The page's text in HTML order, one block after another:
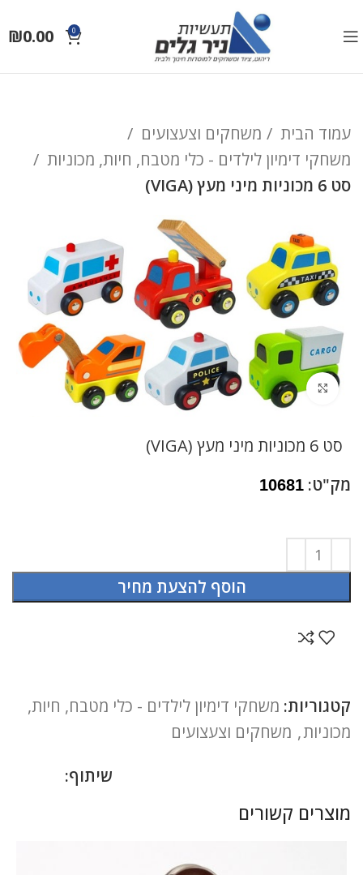
0
₪0.00
עמוד הבית
משחקים וצעצועים
משחקי דימיון לילדים - כלי מטבח, חיות, מכוניות
סט 6 מכוניות מיני מעץ (VIGA)
לחץ להגדלה
סט 6 מכוניות מיני מעץ (VIGA)
מק"ט: 10681
הוסף להצעת מחיר
קטגוריות: משחקי דימיון לילדים - כלי מטבח, חיות,
מכוניות, משחקים וצעצועים
שיתוף:
מוצרים קשורים